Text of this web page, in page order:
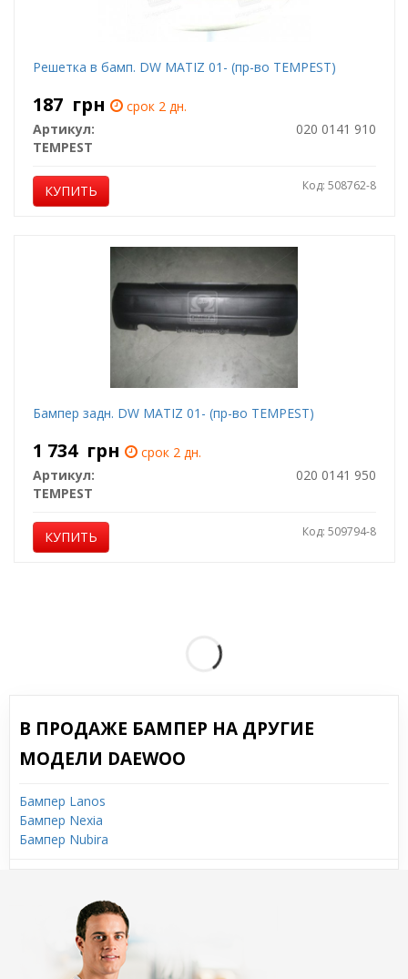
Решетка в бамп. DW MATIZ 01- (пр-во TEMPEST)
187 грн
срок 2 дн.
Артикул:
020 0141 910
TEMPEST
КУПИТЬ Код: 508762-8
Бампер задн. DW MATIZ 01- (пр-во TEMPEST)
1 734 грн
срок 2 дн.
Артикул:
020 0141 950
TEMPEST
КУПИТЬ Код: 509794-8
В ПРОДАЖЕ БАМПЕР НА ДРУГИЕ
МОДЕЛИ DAEWOO
Бампер Lanos
Бампер Nexia
Бампер Nubira